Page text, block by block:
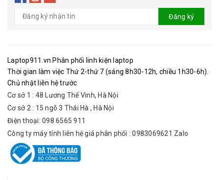
Đăng ký
Laptop911.vn Phân phối linh kiện laptop
Thời gian làm việc Thứ 2-thứ 7 (sáng 8h30-12h, chiều 1h30-6h).
Chủ nhật liên hệ trước
Cơ sở 1 : 48 Lương Thế Vinh, Hà Nội
Cơ sở 2 : 15 ngõ 3 Thái Hà , Hà Nội
Điện thoại: 098 6565 911
Công ty máy tính liên hệ giá phân phối : 0983069621 Zalo